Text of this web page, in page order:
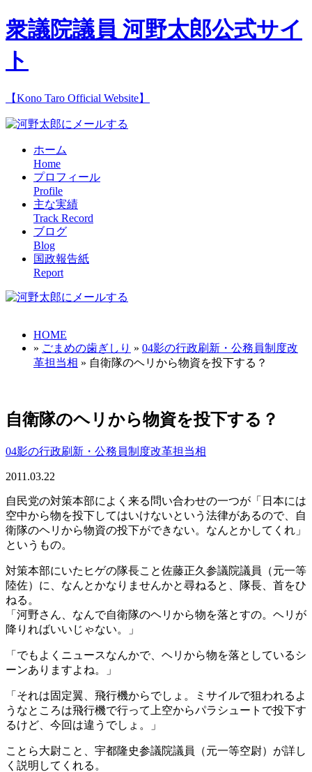
衆議院議員 河野太郎公式サイ
ト
【Kono Taro Official Website】
ホーム
Home
プロフィール
Profile
主な実績
Track Record
ブログ
Blog
国政報告紙
Report
HOME
» ごまめの歯ぎしり » 04影の行政刷新・公務員制度改
革担当相 » 自衛隊のヘリから物資を投下する？
自衛隊のヘリから物資を投下する？
04影の行政刷新・公務員制度改革担当相
2011.03.22
自民党の対策本部によく来る問い合わせの一つが「日本には
空中から物を投下してはいけないという法律があるので、自
衛隊のヘリから物資の投下ができない。なんとかしてくれ」
というもの。
対策本部にいたヒゲの隊長こと佐藤正久参議院議員（元一等
陸佐）に、なんとかなりませんかと尋ねると、隊長、首をひ
ねる。
「河野さん、なんで自衛隊のヘリから物を落とすの。ヘリが
降りればいいじゃない。」
「でもよくニュースなんかで、ヘリから物を落としているシ
ーンありますよね。」
「それは固定翼、飛行機からでしょ。ミサイルで狙われるよ
うなところは飛行機で行って上空からパラシュートで投下す
るけど、今回は違うでしょ。」
ことら大尉こと、宇都隆史参議院議員（元一等空尉）が詳し
く説明してくれる。